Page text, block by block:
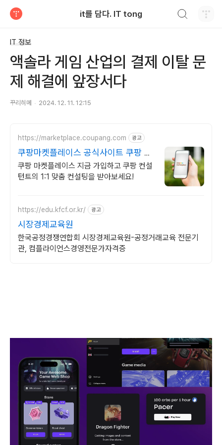
it를 담다. IT tong
IT 정보
액솔라 게임 산업의 결제 이탈 문
제 해결에 앞장서다
꾸리히메 2024. 12. 11. 12:15
https://marketplace.coupang.com 광고
쿠팡마켓플레이스 공식사이트 쿠팡 공
식 입점사이트
쿠팡 마켓플레이스 지금 가입하고 쿠팡 컨설
턴트의 1:1 맞춤 컨설팅을 받아보세요!
https://edu.kfcf.or.kr/ 광고
시장경제교육원
한국공정경쟁연합회 시장경제교육원-공정거래교육 전문기
관, 컴플라이언스경영전문가자격증